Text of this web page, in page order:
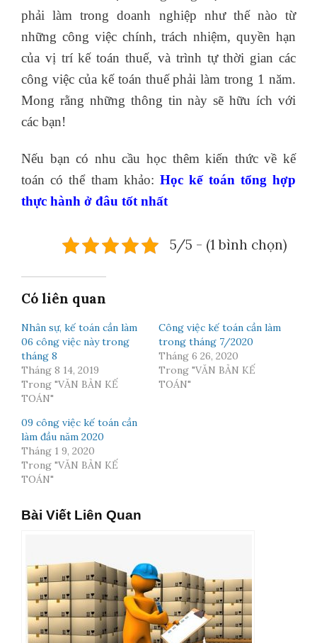
phải làm trong doanh nghiệp như thế nào từ
những công việc chính, trách nhiệm, quyền hạn
của vị trí kế toán thuế, và trình tự thời gian các
công việc của kế toán thuế phải làm trong 1 năm.
Mong rằng những thông tin này sẽ hữu ích với
các bạn!
Nếu bạn có nhu cầu học thêm kiến thức về kế
toán có thể tham khảo:Học kế toán tổng hợp
thực hành ở đâu tốt nhất
5/5 - (1 bình chọn)
Có liên quan
Nhân sự, kế toán cần làm
06 công việc này trong
tháng 8
Tháng 8 14, 2019
Trong "VĂN BẢN KẾ
TOÁN"
Công việc kế toán cần làm
trong tháng 7/2020
Tháng 6 26, 2020
Trong "VĂN BẢN KẾ
TOÁN"
09 công việc kế toán cần
làm đầu năm 2020
Tháng 1 9, 2020
Trong "VĂN BẢN KẾ
TOÁN"
Bài Viết Liên Quan